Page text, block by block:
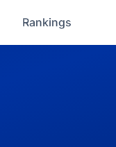
Rankings